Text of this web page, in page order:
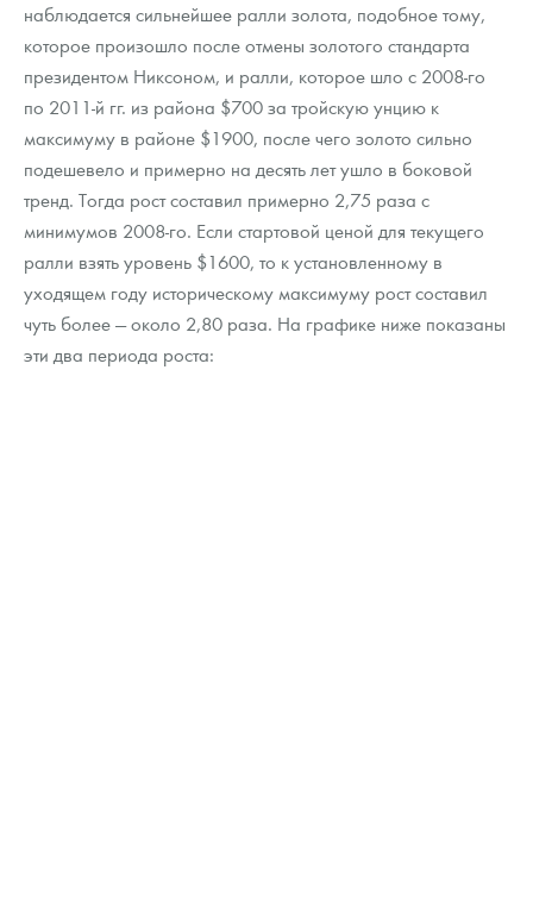
наблюдается сильнейшее ралли золота, подобное тому,
которое произошло после отмены золотого стандарта
президентом Никсоном, и ралли, которое шло с 2008-го
по 2011-й гг. из района $700 за тройскую унцию к
максимуму в районе $1900, после чего золото сильно
подешевело и примерно на десять лет ушло в боковой
тренд. Тогда рост составил примерно 2,75 раза с
минимумов 2008-го. Если стартовой ценой для текущего
ралли взять уровень $1600, то к установленному в
уходящем году историческому максимуму рост составил
чуть более — около 2,80 раза. На графике ниже показаны
эти два периода роста: